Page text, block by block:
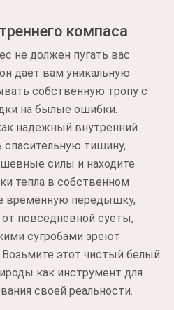
компаса
не должен пугать вас
дает вам уникальную
собственную тропу с
на былые ошибки.
надежный внутренний
спасительную тишину,
силы и находите
тепла в собственном
временную передышку,
повседневной суеты,
сугробами зреют
этот чистый белый
как инструмент для
своей реальности.